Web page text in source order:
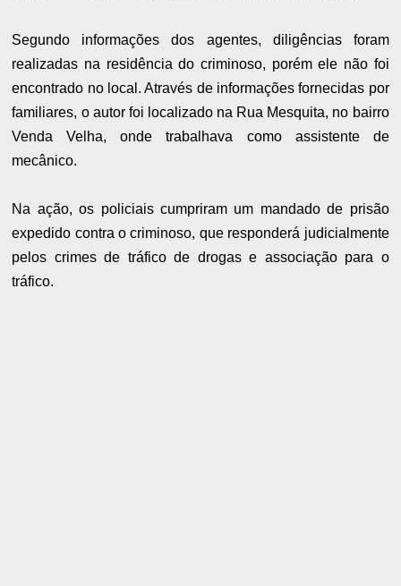
Segundo informações dos agentes, diligências foram
realizadas na residência do criminoso, porém ele não foi
encontrado no local. Através de informações fornecidas por
familiares, o autor foi localizado na Rua Mesquita, no bairro
Venda Velha, onde trabalhava como assistente de
mecânico.
Na ação, os policiais cumpriram um mandado de prisão
expedido contra o criminoso, que responderá judicialmente
pelos crimes de tráfico de drogas e associação para o
tráfico.